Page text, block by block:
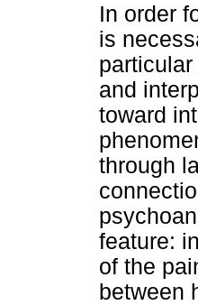
In order
is
and
toward
through
feature:
of the
between